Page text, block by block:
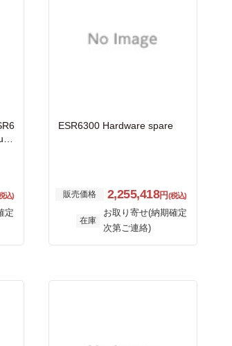
込)
定
ESR6300 Hardware spare
販売価格 2,255,418円(税込)
在庫
お取り寄せ(納期確定
次第ご連絡)